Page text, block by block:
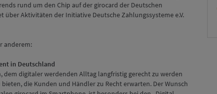
rund um den Chip auf der girocard der Deutschen
über Aktivitäten der Initiative Deutsche Zahlungssysteme e.V.
anderem:
in Deutschland
dem digitaler werdenden Alltag langfristig gerecht zu werden
die Kunden und Händler zu Recht erwarten. Der Wunsch